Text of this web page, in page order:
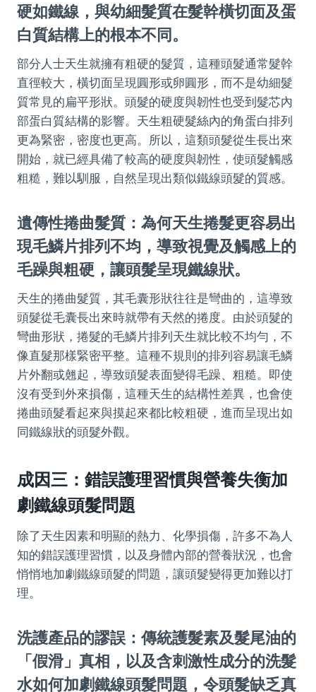
硬如鐵線，與幼細髮質在髮幹橫切面及蛋
白質結構上的根本不同。
部分人士天生就擁有粗硬的髮質，這種頭髮通常髮幹
直徑較大，橫切面呈現圓形或卵圓形，而不是幼細髮
質常見的扁平形狀。頭髮的硬度與韌性也受到髮芯內
部蛋白質結構的影響。天生粗硬髮絲內的角蛋白排列
更為緊密，密度也更高。所以，這類頭髮從生長出來
開始，就已經具備了較高的硬度與韌性，使頭髮觸感
粗糙，難以馴服，自然呈現出類似鐵線頭髮的質感。
遺傳性捲曲髮質：為何天生捲髮更容易出
現毛鱗片排列不均，導致視覺及觸感上的
毛躁與粗硬，讓頭髮呈現鐵線狀。
天生的捲曲髮質，其毛囊形狀往往是彎曲的，這導致
頭髮從毛囊長出來時就帶有天然的捲度。由於頭髮的
彎曲形狀，捲髮的毛鱗片排列天生就比較不均勻，不
像直髮那樣緊密平整。這種不規則的排列容易讓毛鱗
片外翻或翹起，導致頭髮表面變得毛躁、粗糙。即使
沒有受到外來損傷，這種天生的結構性差異，也會使
捲曲頭髮看起來與摸起來都比較粗硬，進而呈現出如
同鐵線狀的頭髮外觀。
成因三：錯誤護理習慣與營養失衡加
劇鐵線頭髮問題
除了天生因素和明顯的熱力、化學損傷，許多不為人
知的錯誤護理習慣，以及身體內部的營養狀況，也會
悄悄地加劇鐵線頭髮的問題，讓頭髮變得更加難以打
理。
洗護產品的謬誤：傳統護髮素及髮尾油的
「假滑」真相，以及含刺激性成分的洗髮
水如何加劇鐵線頭髮問題，令頭髮缺乏真